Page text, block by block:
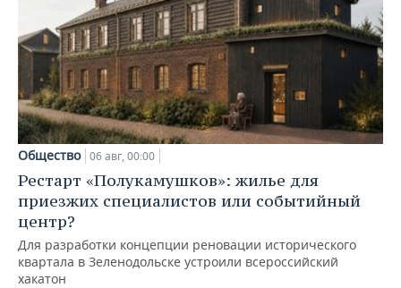
Общество 06 авг, 00:00
Рестарт «Полукамушков»: жилье для
приезжих специалистов или событийный
центр?
Для разработки концепции реновации исторического
квартала в Зеленодольске устроили всероссийский
хакатон